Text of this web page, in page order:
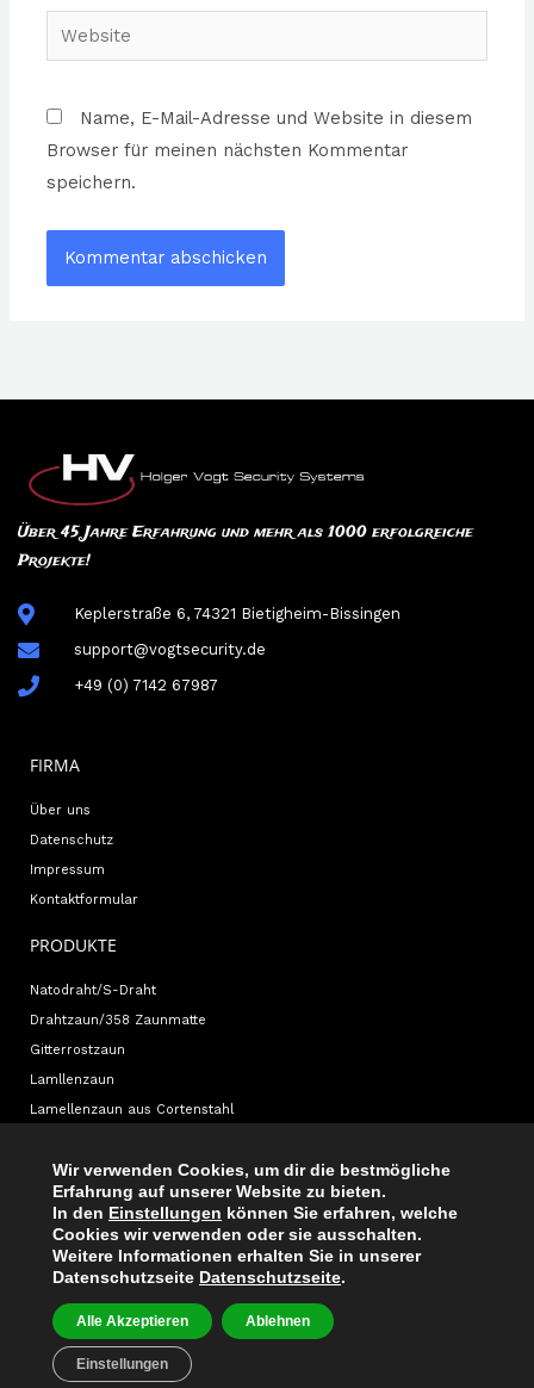
Website
Name, E-Mail-Adresse und Website in diesem
Browser für meinen nächsten Kommentar
speichern.
Über 45 Jahre Erfahrung und mehr als 1000 erfolgreiche
Projekte!
Keplerstraße 6, 74321 Bietigheim-Bissingen
support@vogtsecurity.de
+49 (0) 7142 67987
FIRMA
Über uns
Datenschutz
Impressum
Kontaktformular
PRODUKTE
Natodraht/S-Draht
Drahtzaun/358 Zaunmatte
Gitterrostzaun
Lamllenzaun
Lamellenzaun aus Cortenstahl
weitere Informationen
Prospekte
Allgemeine Geschäftsbedingungen
Wir verwenden Cookies, um dir die bestmögliche
Erfahrung auf unserer Website zu bieten.
In den Einstellungen können Sie erfahren, welche
Cookies wir verwenden oder sie ausschalten.
Weitere Informationen erhalten Sie in unserer
Datenschutzseite Datenschutzseite.
Alle Akzeptieren Ablehnen
Einstellungen